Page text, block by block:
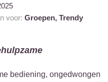
voor: Groepen, Trendy
bediening, ongedwongen